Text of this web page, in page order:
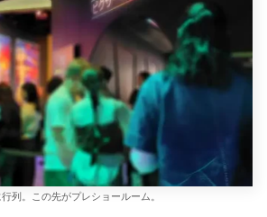
列。この先がプレショールーム。